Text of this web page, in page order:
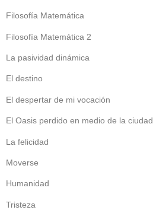
Filosofía Matemática
Filosofía Matemática 2
La pasividad dinámica
El destino
El despertar de mi vocación
El Oasis perdido en medio de la ciudad
La felicidad
Moverse
Humanidad
Tristeza